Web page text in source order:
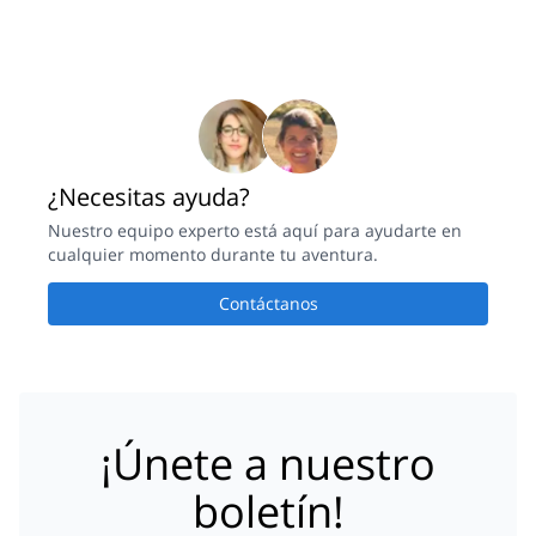
¿Necesitas ayuda?
Nuestro equipo experto está aquí para ayudarte en
cualquier momento durante tu aventura.
Contáctanos
¡Únete a nuestro
boletín!